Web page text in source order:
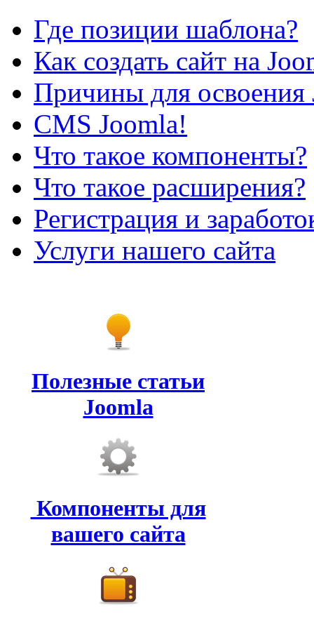
Где позиции шаблона?
Как создать сайт на
Причины для освоения
CMS Joomla!
Что такое компоненты?
Что такое расширения?
Регистрация и
Услуги нашего сайта
Полезные статьи
Joomla
Компоненты для
вашего сайта